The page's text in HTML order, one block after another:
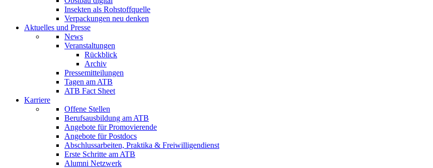
Insekten als Rohstoffquelle
Verpackungen neu denken
Aktuelles und Presse
News
Veranstaltungen
Rückblick
Archiv
Pressemitteilungen
Tagen am ATB
ATB Fact Sheet
Karriere
Offene Stellen
Berufsausbildung am ATB
Angebote für Promovierende
Angebote für Postdocs
Abschlussarbeiten, Praktika & Freiwilligendienst
Erste Schritte am ATB
Alumni Netzwerk